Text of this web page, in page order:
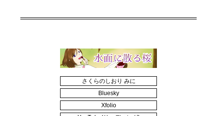
さくらのしおり みに
Bluesky
Xfolio